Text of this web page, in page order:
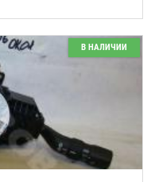
В НАЛИЧИИ